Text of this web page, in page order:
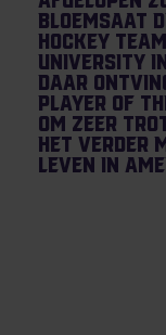
Bloemsaat
Hockey
University
Daar
Player of
om zeer
het verder
leven in